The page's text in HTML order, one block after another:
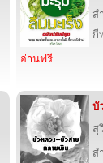
ส
กี
อ่านฟรี
บั
สุ
ส